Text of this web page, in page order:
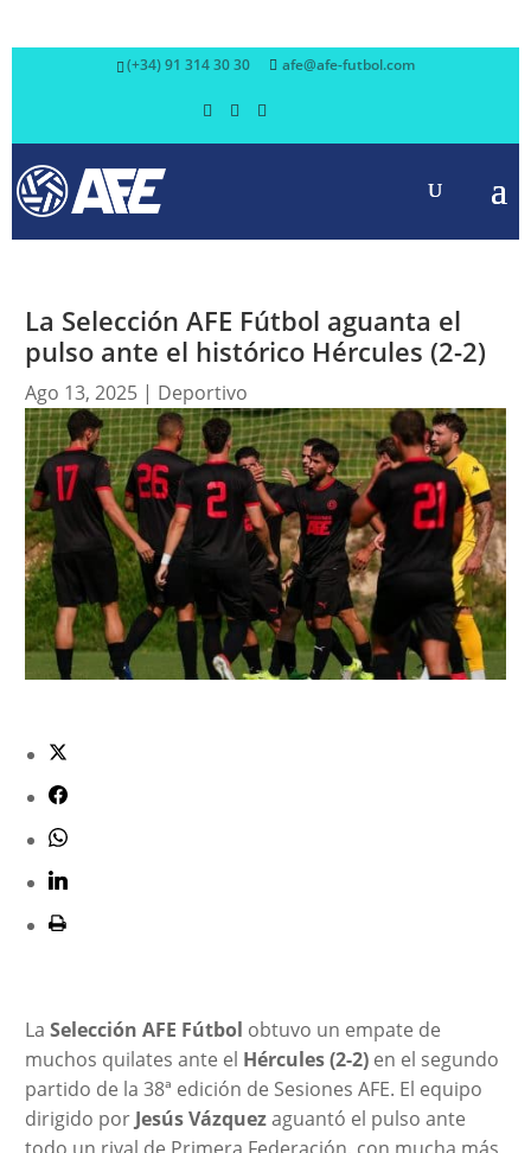
(+34) 91 314 30 30 afe@afe-futbol.com
La Selección AFE Fútbol aguanta el
pulso ante el histórico Hércules (2-2)
Ago 13, 2025| Deportivo
La Selección AFE Fútbol obtuvo un empate de
muchos quilates ante el Hércules (2-2)en el segundo
partido de la 38ª edición de Sesiones AFE. El equipo
dirigido por Jesús Vázquezaguantó el pulso ante